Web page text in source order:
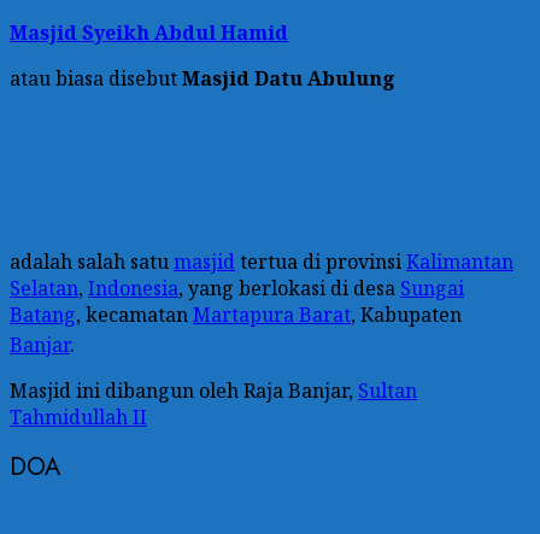
Masjid Syeikh Abdul Hamid
atau biasa disebutMasjid Datu Abulung
adalah salah satumasjidtertua di provinsiKalimantan
Selatan, Indonesia, yang berlokasi di desa Sungai
Batang, kecamatanMartapura Barat, Kabupaten
Banjar.
Masjid ini dibangun oleh Raja Banjar, Sultan
Tahmidullah II
DOA